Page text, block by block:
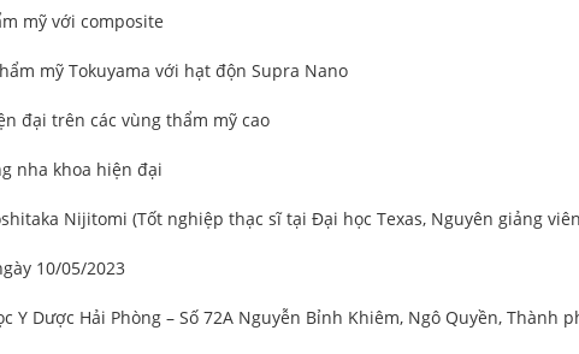
mỹ với composite
mỹ Tokuyama với hạt độn Supra Nano
đại trên các vùng thẩm mỹ cao
nha khoa hiện đại
Nijitomi (Tốt nghiệp thạc sĩ tại Đại học Texas, Nguyên giảng
10/05/2023
Y Dược Hải Phòng – Số 72A Nguyễn Bỉnh Khiêm, Ngô Quyền, Thành